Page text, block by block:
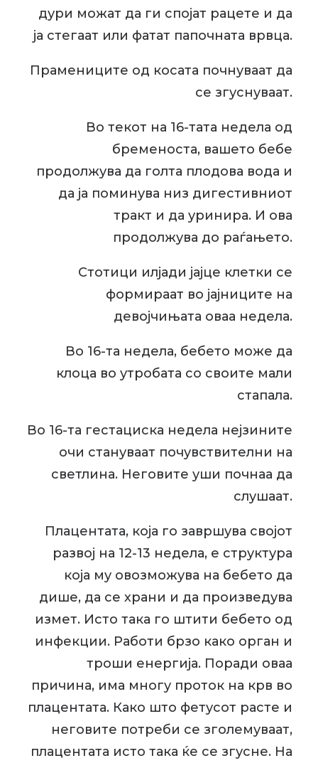
дури можат да ги спојат рацете и да
ја стегаат или фатат папочната врвца.
Прамениците од косата почнуваат да
се згуснуваат.
Во текот на 16-тата недела од
бременоста, вашето бебе
продолжува да голта плодова вода и
да ја поминува низ дигестивниот
тракт и да уринира. И ова
продолжува до раѓањето.
Стотици илјади јајце клетки се
формираат во јајниците на
девојчињата оваа недела.
Во 16-та недела, бебето може да
клоца во утробата со своите мали
стапала.
Во 16-та гестациска недела нејзините
очи стануваат почувствителни на
светлина. Неговите уши почнаа да
слушаат.
Плацентата, која го завршува својот
развој на 12-13 недела, е структура
која му овозможува на бебето да
дише, да се храни и да произведува
измет. Исто така го штити бебето од
инфекции. Работи брзо како орган и
троши енергија. Поради оваа
причина, има многу проток на крв во
плацентата. Како што фетусот расте и
неговите потреби се зголемуваат,
плацентата исто така ќе се згусне. На